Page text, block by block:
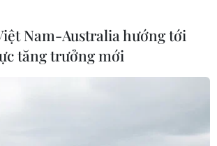
Nam-Australia hướng tới
tăng trưởng mới